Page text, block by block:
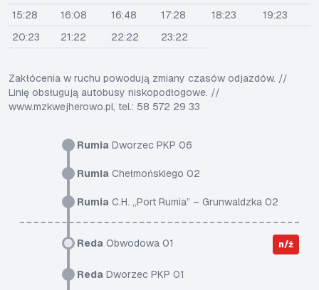
Rumia Dworzec PKP 06
Rumia Chełmońskiego 02
Rumia C.H. „Port Rumia” – Grunwaldzka 02
Reda Obwodowa 01 n/ż
Reda Dworzec PKP 01
15:28
16:08 16:48 17:28 18:23
19:23
20:23
21:22 22:22 23:22
Zakłócenia w ruchu powodują zmiany czasów odjazdów. //
Linię obsługują autobusy niskopodłogowe. //
www.mzkwejherowo.pl, tel.: 58 572 29 33